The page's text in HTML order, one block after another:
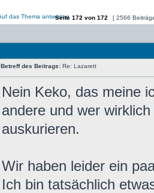
Seite 172 von 172 [ 2566
Betreff des Beitrags: Re: Lazarett
Nein Keko, das meine
andere und wer
auskurieren.
Wir haben leider ein
Ich bin tatsächlich